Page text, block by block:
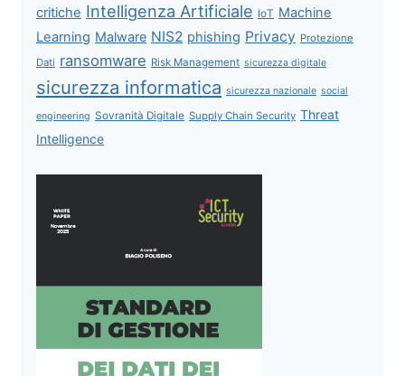
critiche Intelligenza Artificiale IoT Machine
Learning Malware NIS2 phishing Privacy Protezione
Dati ransomware Risk Management sicurezza digitale
sicurezza informatica sicurezza nazionale social
engineering Sovranità Digitale Supply Chain Security Threat
Intelligence